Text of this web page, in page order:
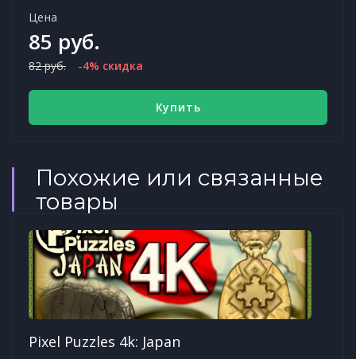
Цена
85 руб.
82 руб. -4% скидка
Купить
Похожие или связанные
товары
Pixel Puzzles 4k: Japan